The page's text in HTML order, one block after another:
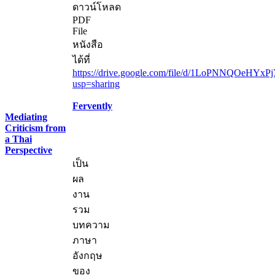
ดาวน์โหลด
PDF
File
หนังสือ
ได้ที่
https://drive.google.com/file/d/
usp=sharing
Fervently
Mediating
Criticism from
a Thai
Perspective
เป็น
ผล
งาน
รวม
บทความ
ภาษา
อังกฤษ
ของ